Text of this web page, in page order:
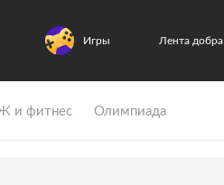
Игры Лента добра
и фитнес Олимпиада